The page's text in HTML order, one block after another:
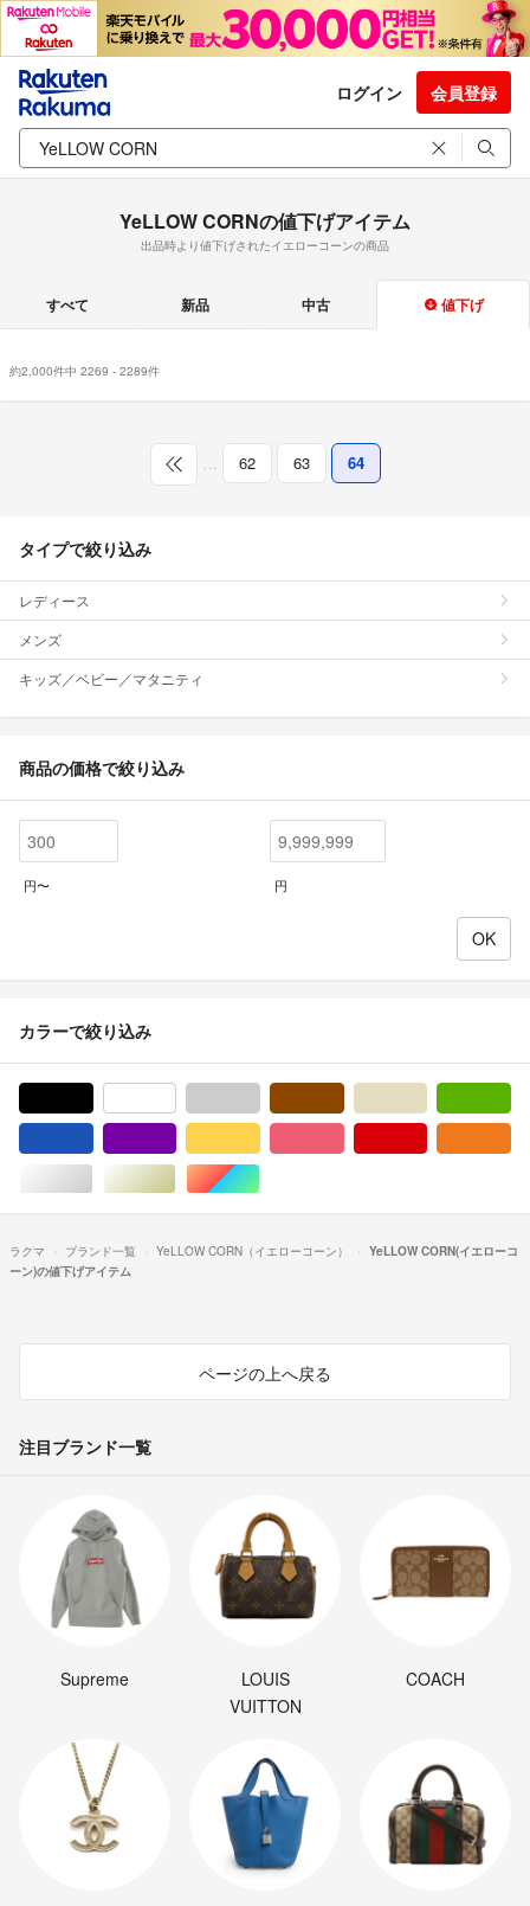
ログイン 会員登録
YeLLOW CORNの値下げアイテム
出品時より値下げされたイエローコーンの商品
すべて 新品 中古 値下げ
約2,000件中 2269 - 2289件
62 63 64
タイプで絞り込み
レディース
メンズ
キッズ／ベビー／マタニティ
商品の価格で絞り込み
円〜 円
カラーで絞り込み
シルバー/銀色系ゴールド/金色系マルチカラー
ラクマ ブランド一覧 YeLLOW CORN（イエローコーン）
YeLLOW CORN(イエローコ
ーン)の値下げアイテム
ページの上へ戻る
注目ブランド一覧
Supreme
LOUIS
VUITTON
COACH